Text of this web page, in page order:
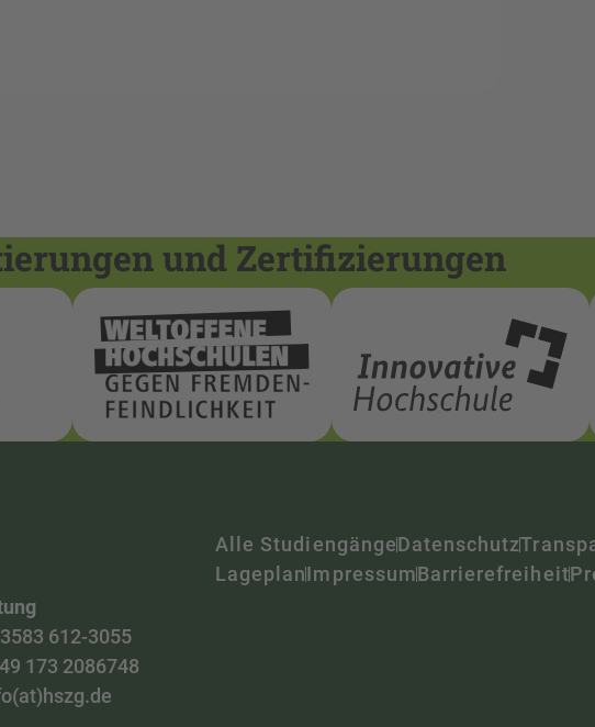
und Zertifizierungen
612-3055
173 2086748
Alle StudiengängeDatenschutz
LageplanImpressumBarrierefreiheit